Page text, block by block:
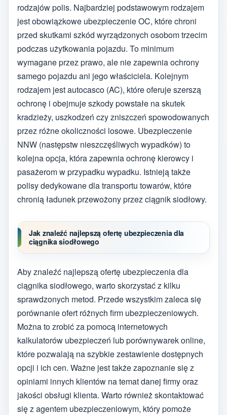
rodzajów polis. Najbardziej podstawowym rodzajem
jest obowiązkowe ubezpieczenie OC, które chroni
przed skutkami szkód wyrządzonych osobom trzecim
podczas użytkowania pojazdu. To minimum
wymagane przez prawo, ale nie zapewnia ochrony
samego pojazdu ani jego właściciela. Kolejnym
rodzajem jest autocasco (AC), które oferuje szerszą
ochronę i obejmuje szkody powstałe na skutek
kradzieży, uszkodzeń czy zniszczeń spowodowanych
przez różne okoliczności losowe. Ubezpieczenie
NNW (następstw nieszczęśliwych wypadków) to
kolejna opcja, która zapewnia ochronę kierowcy i
pasażerom w przypadku wypadku. Istnieją także
polisy dedykowane dla transportu towarów, które
chronią ładunek przewożony przez ciągnik siodłowy.
Jak znaleźć najlepszą ofertę ubezpieczenia dla
ciągnika siodłowego
Aby znaleźć najlepszą ofertę ubezpieczenia dla
ciągnika siodłowego, warto skorzystać z kilku
sprawdzonych metod. Przede wszystkim zaleca się
porównanie ofert różnych firm ubezpieczeniowych.
Można to zrobić za pomocą internetowych
kalkulatorów ubezpieczeń lub porównywarek online,
które pozwalają na szybkie zestawienie dostępnych
opcji i ich cen. Ważne jest także zapoznanie się z
opiniami innych klientów na temat danej firmy oraz
jakości obsługi klienta. Warto również skontaktować
się z agentem ubezpieczeniowym, który pomoże